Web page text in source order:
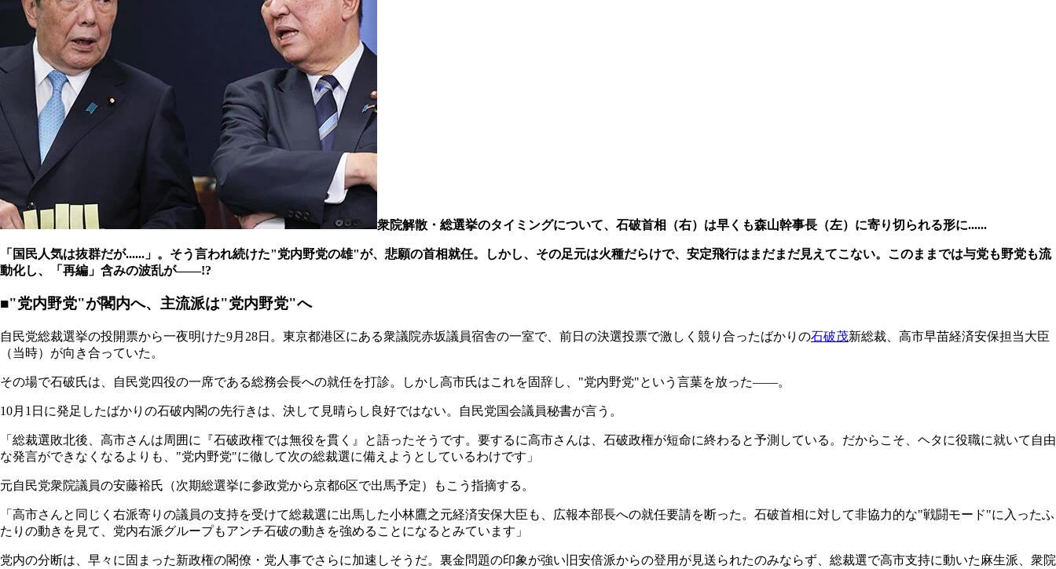
衆院解散・総選挙のタイミングについて、石破首相（右）は早くも森山幹事長（左）に寄り切られる形に......
「国民人気は抜群だが......」。そう言われ続けた"党内野党の雄"が、悲願の首相就任。しかし、その足元は火種だらけで、安定飛行はまだまだ見えてこない。このままでは与党も野党も流
動化し、「再編」含みの波乱が――!?
■"党内野党"が閣内へ、主流派は"党内野党"へ
自民党総裁選挙の投開票から一夜明けた9月28日。東京都港区にある衆議院赤坂議員宿舎の一室で、前日の決選投票で激しく競り合ったばかりの石破茂新総裁、高市早苗経済安保担当大臣
（当時）が向き合っていた。
その場で石破氏は、自民党四役の一席である総務会長への就任を打診。しかし高市氏はこれを固辞し、"党内野党"という言葉を放った――。
10月1日に発足したばかりの石破内閣の先行きは、決して見晴らし良好ではない。自民党国会議員秘書が言う。
「総裁選敗北後、高市さんは周囲に『石破政権では無役を貫く』と語ったそうです。要するに高市さんは、石破政権が短命に終わると予測している。だからこそ、ヘタに役職に就いて自由
な発言ができなくなるよりも、"党内野党"に徹して次の総裁選に備えようとしているわけです」
元自民党衆院議員の安藤裕氏（次期総選挙に参政党から京都6区で出馬予定）もこう指摘する。
「高市さんと同じく右派寄りの議員の支持を受けて総裁選に出馬した小林鷹之元経済安保大臣も、広報本部長への就任要請を断った。石破首相に対して非協力的な"戦闘モード"に入ったふ
たりの動きを見て、党内右派グループもアンチ石破の動きを強めることになるとみています」
党内の分断は、早々に固まった新政権の閣僚・党人事でさらに加速しそうだ。裏金問題の印象が強い旧安倍派からの登用が見送られたのみならず、総裁選で高市支持に動いた麻生派、衆院